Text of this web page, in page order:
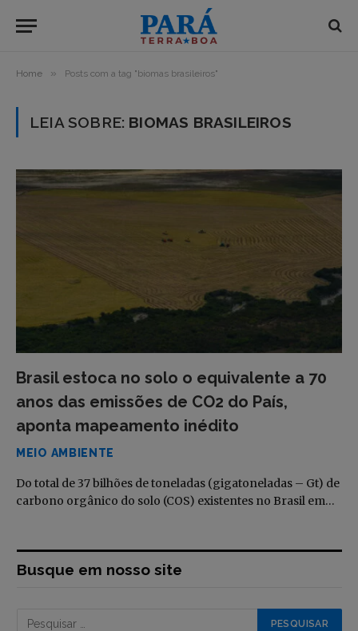
Home » Posts com a tag "biomas brasileiros"
LEIA SOBRE: BIOMAS BRASILEIROS
Brasil estoca no solo o equivalente a 70
anos das emissões de CO2 do País,
aponta mapeamento inédito
MEIO AMBIENTE
Do total de 37 bilhões de toneladas (gigatoneladas – Gt) de
carbono orgânico do solo (COS) existentes no Brasil em…
Busque em nosso site